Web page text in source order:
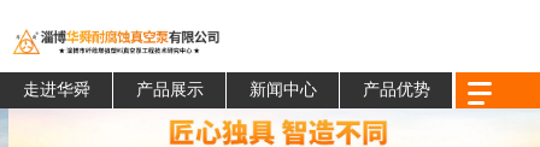
走进华舜 产品展示 新闻中心 产品优势